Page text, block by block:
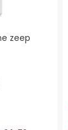
zeep